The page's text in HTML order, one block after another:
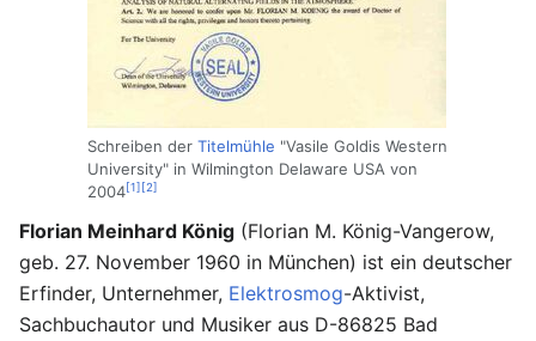
Schreiben der Titelmühle "Vasile Goldis Western
University" in Wilmington Delaware USA von
2004[1] [2]
Florian Meinhard König (Florian M. König-Vangerow,
geb. 27. November 1960 in München) ist ein deutscher
Erfinder, Unternehmer, Elektrosmog-Aktivist,
Sachbuchautor und Musiker aus D-86825 Bad